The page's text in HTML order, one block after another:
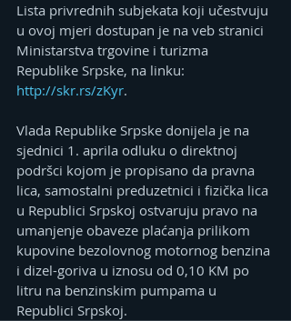
Lista privrednih subjekata koji učestvuju
u ovoj mjeri dostupan je na veb stranici
Ministarstva trgovine i turizma
Republike Srpske, na linku:
http://skr.rs/zKyr.
Vlada Republike Srpske donijela je na
sjednici 1. aprila odluku o direktnoj
podršci kojom je propisano da pravna
lica, samostalni preduzetnici i fizička lica
u Republici Srpskoj ostvaruju pravo na
umanjenje obaveze plaćanja prilikom
kupovine bezolovnog motornog benzina
i dizel-goriva u iznosu od 0,10 KM po
litru na benzinskim pumpama u
Republici Srpskoj.